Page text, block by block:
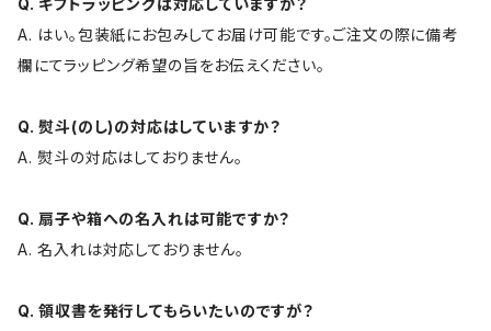
Q. ギフトラッピングは対応していますか？
A. はい。包装紙にお包みしてお届け可能です。ご注文の際に備考
欄にてラッピング希望の旨をお伝えください。
Q. 熨斗(のし)の対応はしていますか？
A. 熨斗の対応はしておりません。
Q. 扇子や箱への名入れは可能ですか？
A. 名入れは対応しておりません。
Q. 領収書を発行してもらいたいのですが？